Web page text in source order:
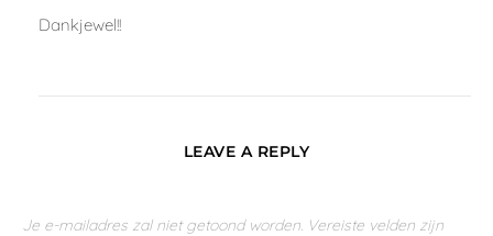
Dankjewel!!
LEAVE A REPLY
Je e-mailadres zal niet getoond worden. Vereiste velden zijn